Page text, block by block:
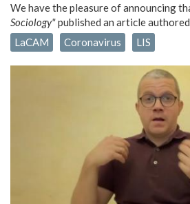
We have the pleasure of announcing
Sociology"published an article
LaCAM
Coronavirus LIS